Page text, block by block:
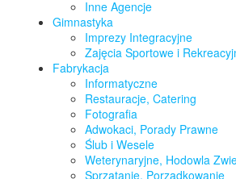
Inne Agencje
Gimnastyka
Imprezy Integracyjne
Zajęcia Sportowe i
Fabrykacja
Informatyczne
Restauracje, Catering
Fotografia
Adwokaci, Porady Prawne
Ślub i Wesele
Weterynaryjne, Hodowla
Sprzątanie, Porządkowanie